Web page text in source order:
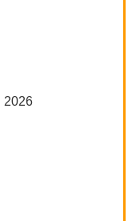
2026